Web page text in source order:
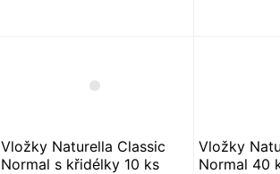
Vložky Naturella Classic
Normal s křidélky 10 ks
Vložky
Normal 40